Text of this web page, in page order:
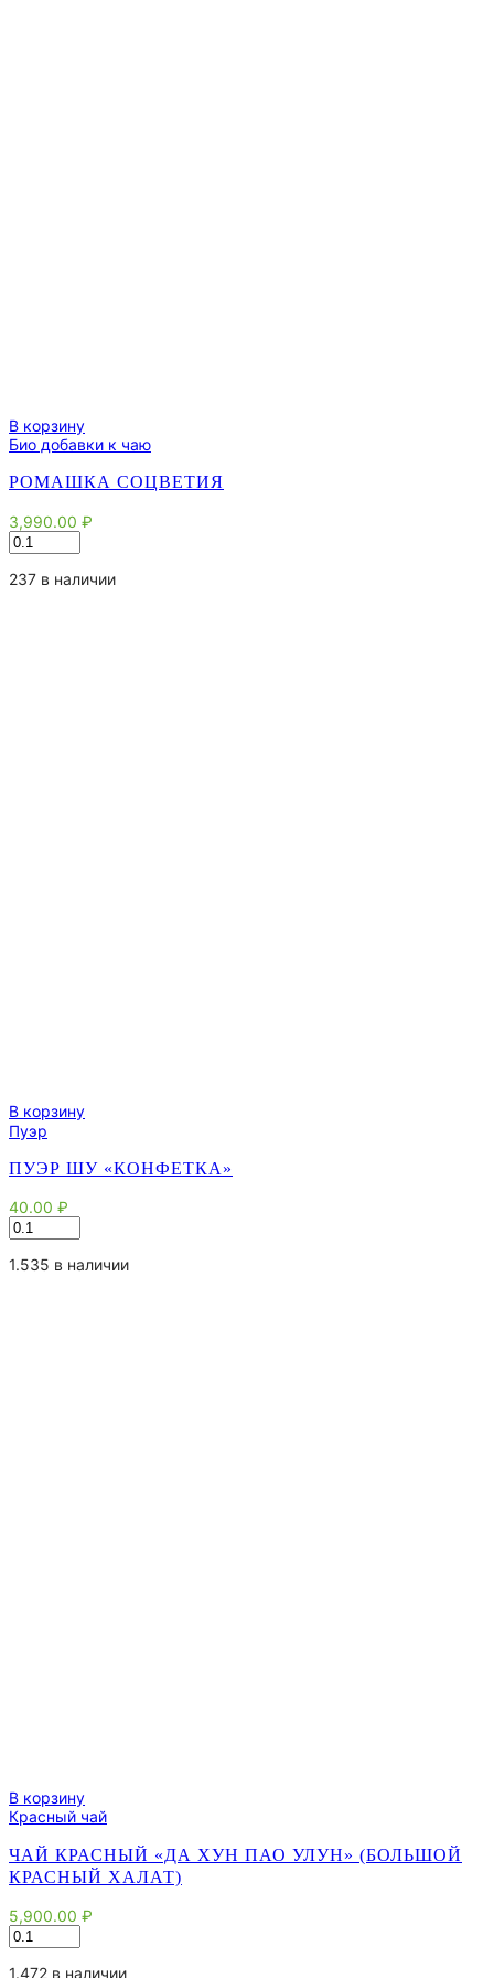
В корзину
Био добавки к чаю
РОМАШКА СОЦВЕТИЯ
3,990.00 ₽
Количество
товара
Ромашка
237 в наличии
В корзину
Пуэр
ПУЭР ШУ «КОНФЕТКА»
40.00 ₽
Количество
товара
Пуэр
1.535 в наличии
В корзину
Красный чай
ЧАЙ КРАСНЫЙ «ДА ХУН ПАО УЛУН» (БОЛЬШОЙ
КРАСНЫЙ ХАЛАТ)
5,900.00 ₽
Количество
товара
Чай
1.472 в наличии